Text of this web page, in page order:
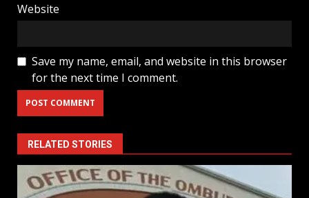
Website
Save my name, email, and website in this browser
for the next time I comment.
RELATED STORIES